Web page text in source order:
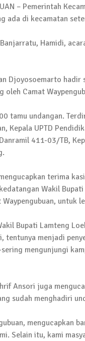
Balai
di Rumbia, Pelaku
Sasar
– Pemerintah
ada di kecamatan
Hamidi,
Djoyosoemarto
Camat
tamu undangan.
Kepala UPTD
411-03/TB,
terima
Wakil
untuk
Bupati Lamteng
tentunya menjadi
mengunjungi
Ansori juga
sudah menghadiri
mengucapkan
Selain itu, kami